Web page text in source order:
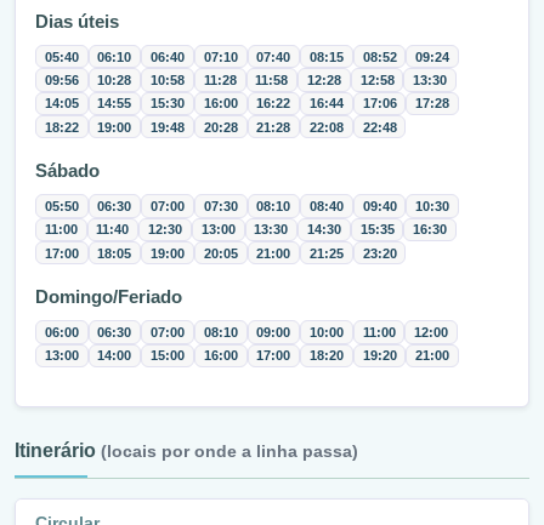
Dias úteis
05:40 06:10 06:40 07:10 07:40 08:15 08:52
09:24
09:56
10:28 10:58 11:28 11:58 12:28 12:58
13:30
14:05
14:55 15:30 16:00 16:22 16:44 17:06
17:28
18:22
19:00 19:48 20:28 21:28 22:08 22:48
Sábado
05:50 06:30 07:00 07:30 08:10 08:40 09:40
10:30
11:00
11:40 12:30 13:00 13:30 14:30 15:35
16:30
17:00
18:05 19:00 20:05 21:00 21:25 23:20
Domingo/Feriado
06:00 06:30 07:00 08:10 09:00 10:00 11:00
12:00
13:00
14:00 15:00 16:00 17:00 18:20 19:20 21:00
Itinerário (locais por onde a linha passa)